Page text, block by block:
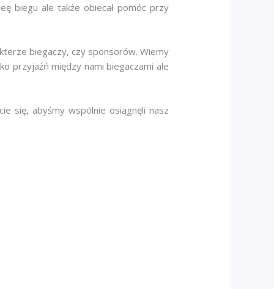
biegu ale także obiecał pomóc przy
biegaczy, czy sponsorów. Wiemy
przyjaźń między nami biegaczami ale
się, abyśmy wspólnie osiągnęli nasz